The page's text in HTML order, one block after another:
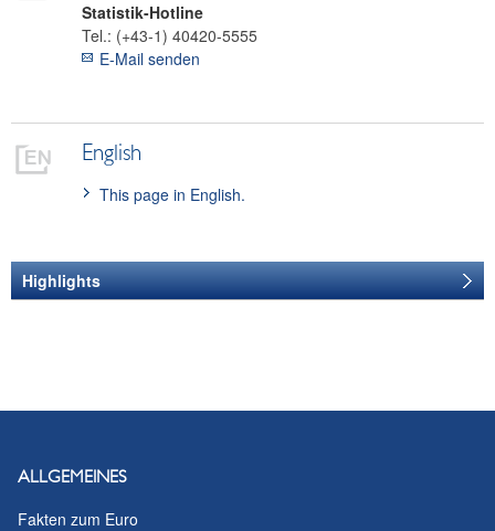
Statistik-Hotline
Tel.: (+43-1) 40420-5555
E-Mail senden
English
This page in English.
Highlights
ALLGEMEINES
Fakten zum Euro